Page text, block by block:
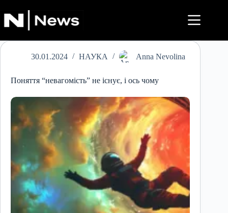
до
вмісту
30.01.2024 НАУКА Anna Nevolina
Поняття “невагомість” не існує, і ось чому